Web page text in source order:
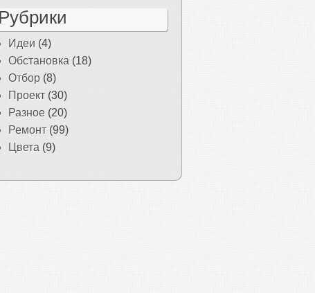
Рубрики
Идеи (4)
Обстановка (18)
Отбор (8)
Проект(30)
Разное (20)
Ремонт(99)
Цвета (9)